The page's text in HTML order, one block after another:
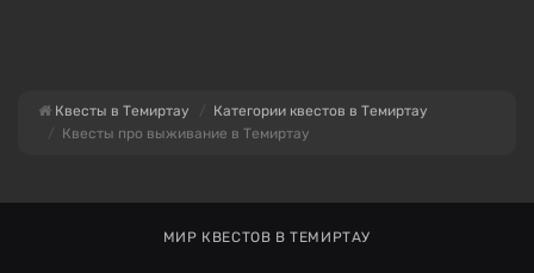
Квесты в Темиртау
Категории квестов в Темиртау
Квесты про выживание в Темиртау
МИР КВЕСТОВ В ТЕМИРТАУ